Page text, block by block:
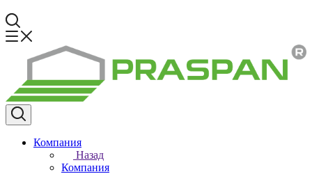
Компания
Назад
Компания